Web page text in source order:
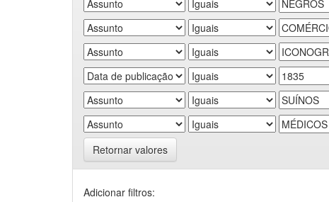
Retornar valores
Adicionar filtros: